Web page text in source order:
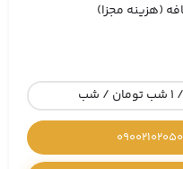
09002102050